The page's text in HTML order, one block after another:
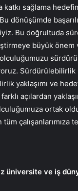
sağlama
dönüşümde
Bu doğrultuda
büyük önem
Sürdürülebilirlik
yaklaşımı ve
açılardan
ortak
çalışanlarımıza
üniversite ve iş